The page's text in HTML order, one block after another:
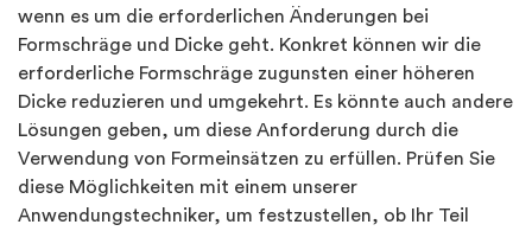
wenn es um die erforderlichen Änderungen bei
Formschräge und Dicke geht. Konkret können wir die
erforderliche Formschräge zugunsten einer höheren
Dicke reduzieren und umgekehrt. Es könnte auch andere
Lösungen geben, um diese Anforderung durch die
Verwendung von Formeinsätzen zu erfüllen. Prüfen Sie
diese Möglichkeiten mit einem unserer
Anwendungstechniker, um festzustellen, ob Ihr Teil